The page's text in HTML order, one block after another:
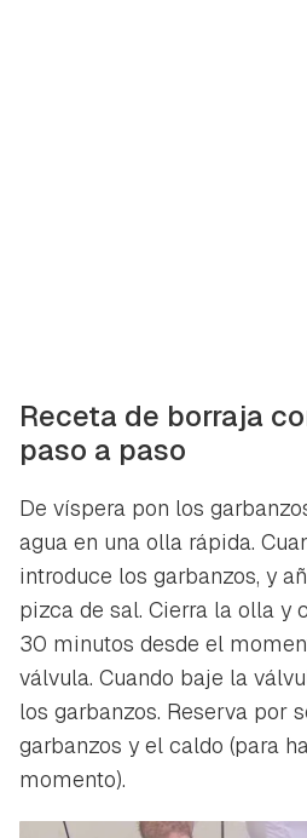
Guardar como
Para poder guardar como
iniciar sesión con tu cuenta
Receta de borraja
paso a paso
De víspera pon los
agua en una olla rápida.
introduce los garbanzos, y
pizca de sal. Cierra la olla y
30 minutos desde el
válvula. Cuando baje la
los garbanzos. Reserva por
garbanzos y el caldo (para
momento).
Contenido